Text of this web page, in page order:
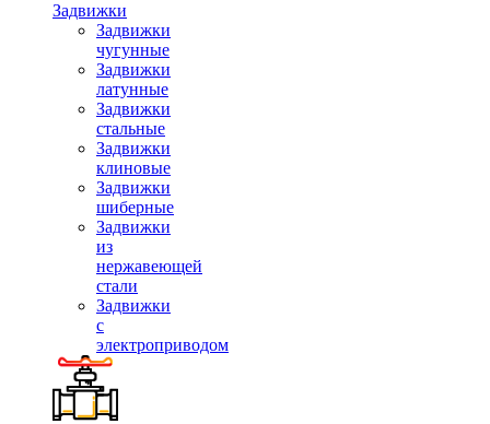
Задвижки
Задвижки
чугунные
Задвижки
латунные
Задвижки
стальные
Задвижки
клиновые
Задвижки
шиберные
Задвижки
из
нержавеющей
стали
Задвижки
с
электроприводом